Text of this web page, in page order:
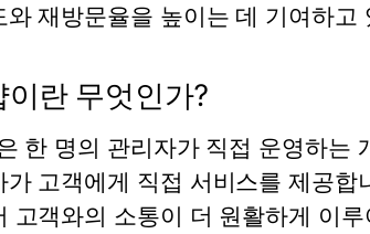
와 재방문율을 높이는 데 기여하고
이란 무엇인가?
한 명의 관리자가 직접 운영하는
가 고객에게 직접 서비스를 제공
고객와의 소통이 더 원활하게 이